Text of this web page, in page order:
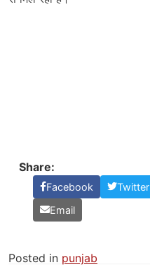
Share:
Facebook Twitter
Email
Posted in punjab